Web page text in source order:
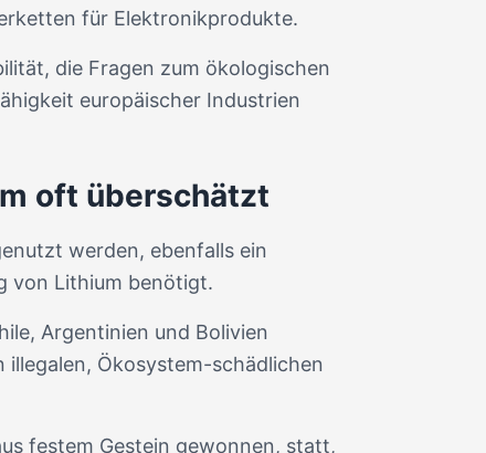
für Elektronikprodukte.
die Fragen zum ökologischen
europäischer Industrien
oft überschätzt
werden, ebenfalls ein
von Lithium benötigt.
Argentinien und Bolivien
Ökosystem-schädlichen
festem Gestein gewonnen, statt,